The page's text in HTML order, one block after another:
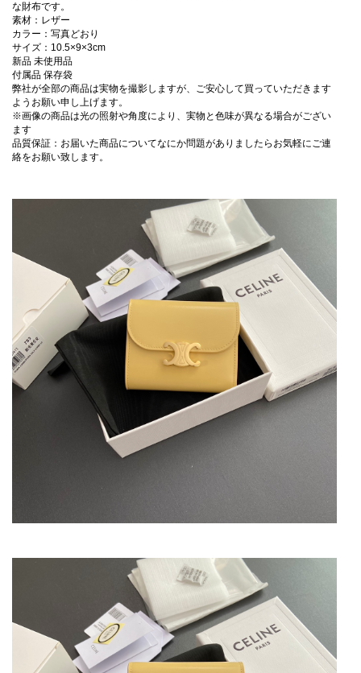
な財布です。
素材：レザー
カラー：写真どおり
サイズ：10.5×9×3cm
新品 未使用品
付属品 保存袋
弊社が全部の商品は実物を撮影しますが、ご安心して買っていただきます
ようお願い申し上げます。
※画像の商品は光の照射や角度により、実物と色味が異なる場合がござい
ます
品質保証：お届いた商品についてなにか問題がありましたらお気軽にご連
絡をお願い致します。